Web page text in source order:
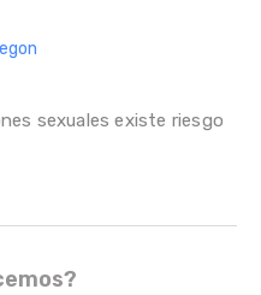
sexuales existe riesgo